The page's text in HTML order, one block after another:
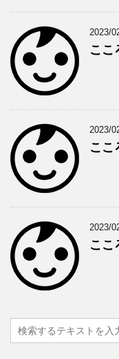
2023/
ここ
2023/
ここ
2023/
ここ